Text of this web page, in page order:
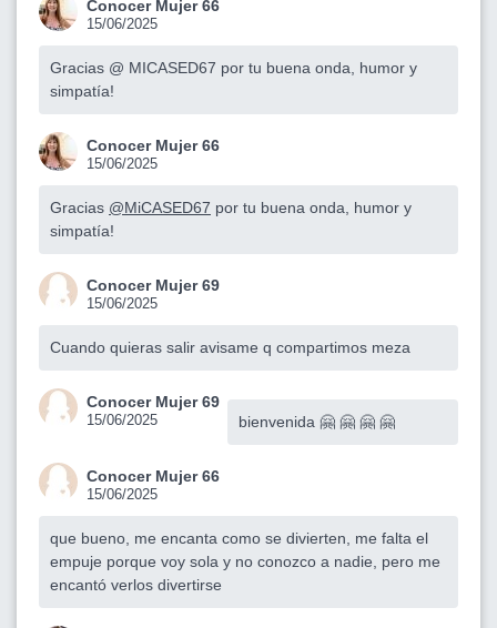
Conocer Mujer 66
15/06/2025
Gracias @ MICASED67 por tu buena onda, humor y
simpatía!
Conocer Mujer 66
15/06/2025
Gracias @MiCASED67 por tu buena onda, humor y
simpatía!
Conocer Mujer 69
15/06/2025
Cuando quieras salir avisame q compartimos meza
Conocer Mujer 69
15/06/2025 bienvenida 🤗 🤗 🤗 🤗
Conocer Mujer 66
15/06/2025
que bueno, me encanta como se divierten, me falta el
empuje porque voy sola y no conozco a nadie, pero me
encantó verlos divertirse